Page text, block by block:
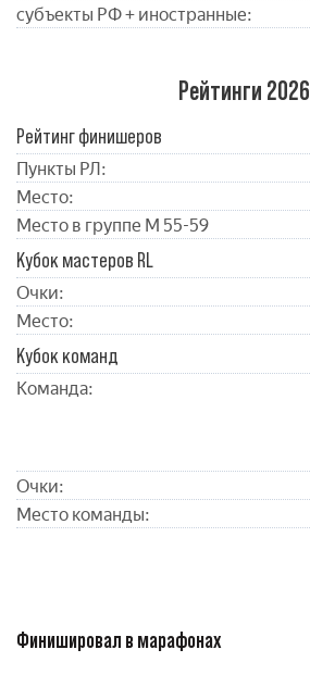
субъекты РФ + иностранные:
Рейтинги 2026
Рейтинг финишеров
Пункты РЛ:
Место:
Место в группе М 55-59
Кубок мастеров RL
Очки:
Место:
Кубок команд
Команда:
Очки:
Место команды:
Финишировал в марафонах